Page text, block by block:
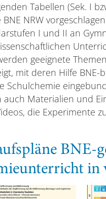
Tabellen (Sek. I
BNE NRW
I und II an
geeignete
mit deren Hilfe
Schulchemie
auch Materialien und
die Experimente
BNE-
in